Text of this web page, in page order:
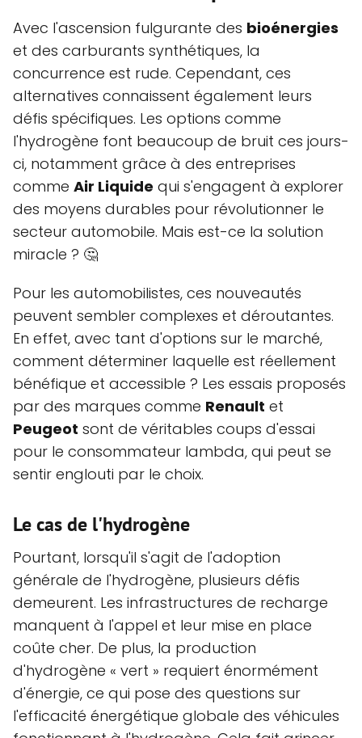
Avec l'ascension fulgurante des bioénergies
et des carburants synthétiques, la
concurrence est rude. Cependant, ces
alternatives connaissent également leurs
défis spécifiques. Les options comme
l'hydrogène font beaucoup de bruit ces jours-
ci, notamment grâce à des entreprises
comme Air Liquide qui s'engagent à explorer
des moyens durables pour révolutionner le
secteur automobile. Mais est-ce la solution
miracle ? 🤔
Pour les automobilistes, ces nouveautés
peuvent sembler complexes et déroutantes.
En effet, avec tant d'options sur le marché,
comment déterminer laquelle est réellement
bénéfique et accessible ? Les essais proposés
par des marques comme Renault et
Peugeot sont de véritables coups d'essai
pour le consommateur lambda, qui peut se
sentir englouti par le choix.
Le cas de l'hydrogène
Pourtant, lorsqu'il s'agit de l'adoption
générale de l'hydrogène, plusieurs défis
demeurent. Les infrastructures de recharge
manquent à l'appel et leur mise en place
coûte cher. De plus, la production
d'hydrogène « vert » requiert énormément
d'énergie, ce qui pose des questions sur
l'efficacité énergétique globale des véhicules